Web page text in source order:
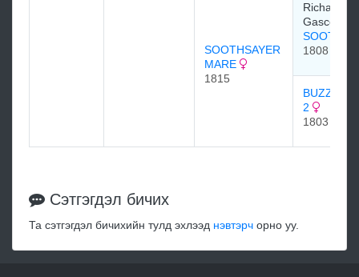
SOOTHSAYER
MARE
1815
Richard
Gascoigne
1808
BUZZARD
2
1803
Сэтгэгдэл бичих
Та сэтгэгдэл бичихийн тулд эхлээд нэвтэрч орно уу.